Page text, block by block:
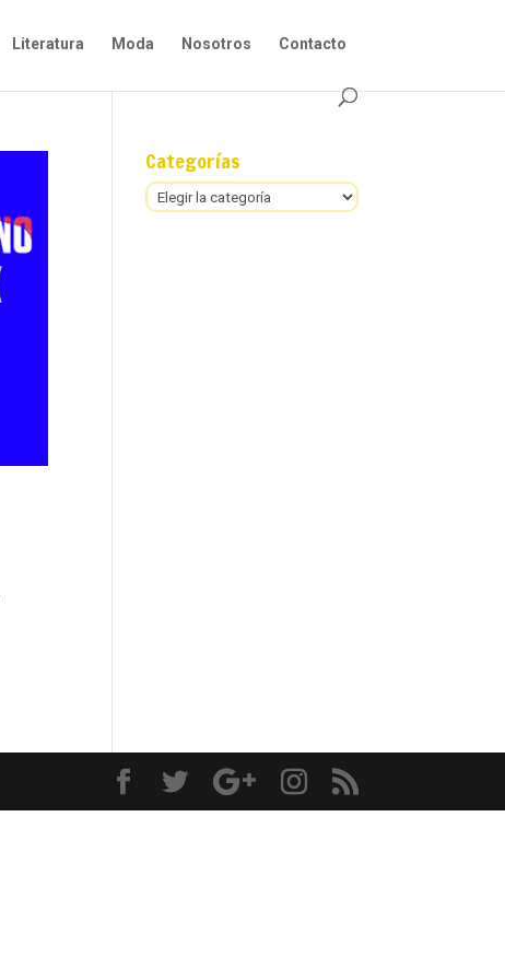
Literatura Moda Nosotros Contacto
Categorías
Categorías